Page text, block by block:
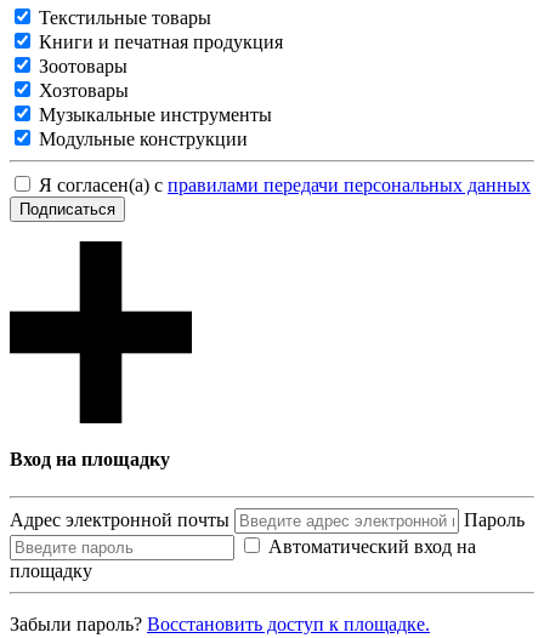
Текстильные товары
Книги и печатная продукция
Зоотовары
Хозтовары
Музыкальные инструменты
Модульные конструкции
Я согласен(а) с правилами передачи персональных данных
Подписаться
Вход на площадку
Адрес электронной почты
Пароль
Автоматический вход на
площадку
Забыли пароль? Восcтановить доступ к площадке.